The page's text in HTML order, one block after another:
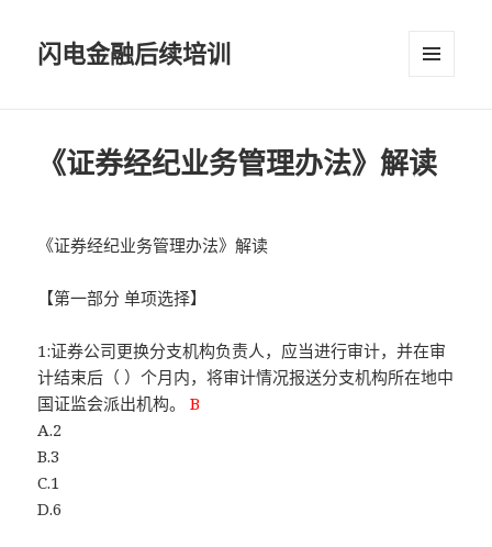
闪电金融后续培训
《证券经纪业务管理办法》解读
《证券经纪业务管理办法》解读
【第一部分 单项选择】
1:证券公司更换分支机构负责人，应当进行审计，并在审
计结束后（ ）个月内，将审计情况报送分支机构所在地中
国证监会派出机构。B
A.2
B.3
C.1
D.6